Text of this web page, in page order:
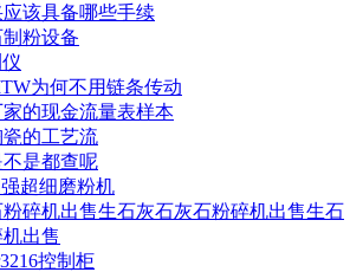
该具备哪些手续
粉设备
为何不用链条传动
的现金流量表样本
的工艺流
是都查呢
超细磨粉机
碎机出售生石灰石灰石粉碎机出售生石
出售
控制柜